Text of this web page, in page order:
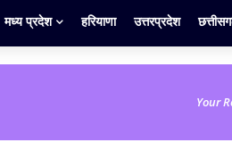
मध्य प्रदेश हरियाणा उत्तरप्रदेश
Your